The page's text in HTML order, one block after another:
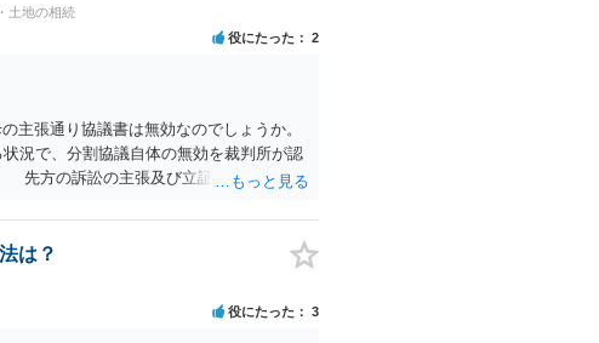
土地の相続
役にたった 2
主張通り協議書は無効なのでしょうか。
況で、分割協議自体の無効を裁判所が認
先方の訴訟の主張及び立証次第ですが、
母様の意に反する遺産分割協議を行う実
産分割協議の効力が否定される可能性は
は？
役にたった 3